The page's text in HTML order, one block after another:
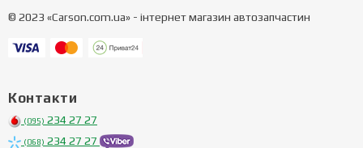
© 2023 «Carson.com.ua» - інтернет магазин автозапчастин
Контакти
(095) 234 27 27
(068) 234 27 27